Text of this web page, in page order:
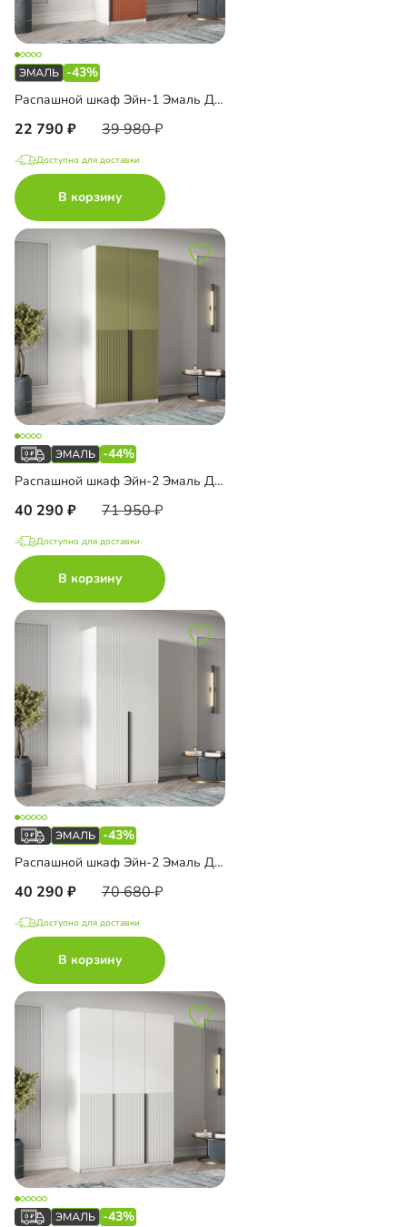
-43%
Распашной шкаф Эйн-1 Эмаль Декор 2
22 790 39 980
Доступно для доставки
В корзину
-44%
Распашной шкаф Эйн-2 Эмаль Декор 1
40 290 71 950
Доступно для доставки
В корзину
-43%
Распашной шкаф Эйн-2 Эмаль Декор 2
40 290 70 680
Доступно для доставки
В корзину
-43%